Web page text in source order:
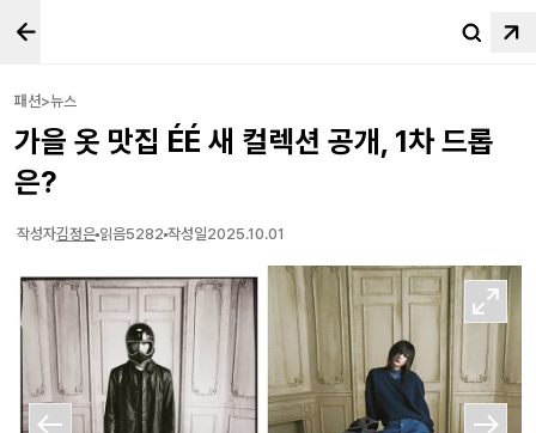
패션>뉴스
가을 옷 맛집 ÉÉ 새 컬렉션 공개, 1차 드롭
은?
작성자김정은 읽음5282 작성일2025.10.01